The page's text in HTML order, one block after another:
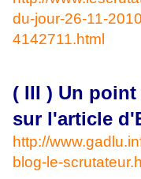
du-jour-26-11-
4142711.html
( III ) Un
sur l'article
http://
blog-le-